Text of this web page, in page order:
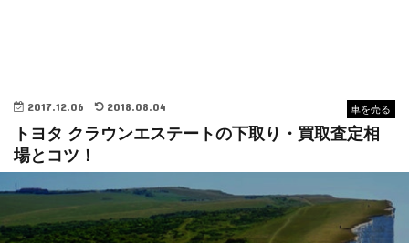
車を売る
2017.12.06 2018.08.04
トヨタ クラウンエステートの下取り・買取査定相
場とコツ！